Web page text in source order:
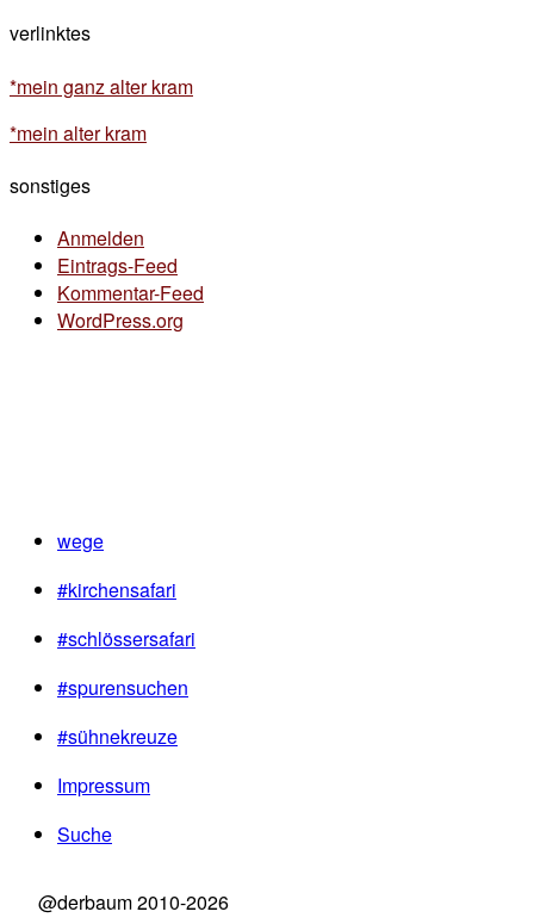
verlinktes
*mein ganz alter kram
*mein alter kram
sonstiges
Anmelden
Eintrags-Feed
Kommentar-Feed
WordPress.org
wege
#kirchensafari
#schlössersafari
#spurensuchen
#sühnekreuze
Impressum
Suche
@derbaum 2010-2026